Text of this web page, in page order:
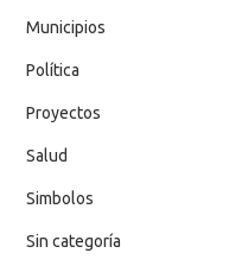
Municipios
Política
Proyectos
Salud
Simbolos
Sin categoría